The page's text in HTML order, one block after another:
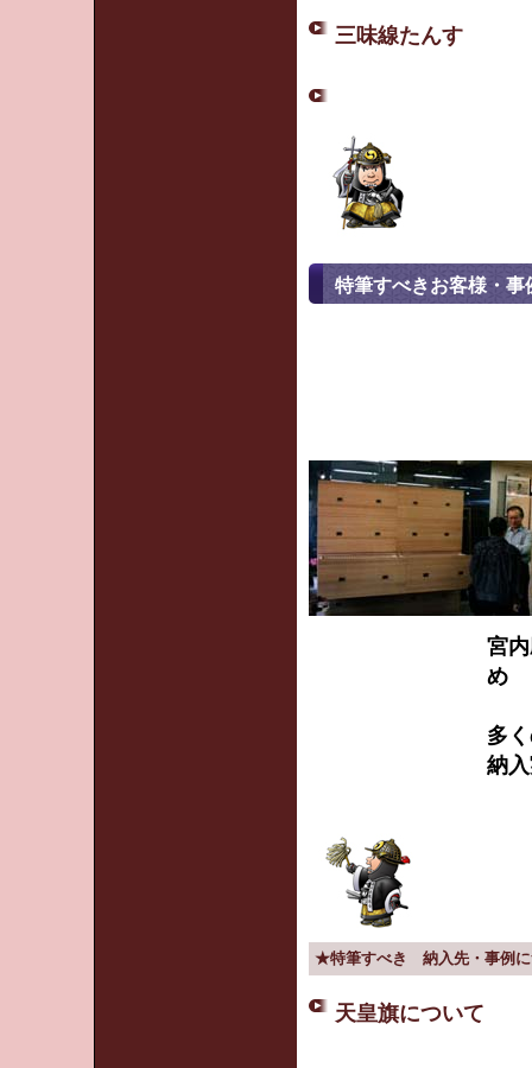
三味線たんす
特筆すべきお客様・事
宮
め
多
納
★特筆すべき 納入先・事例
天皇旗について